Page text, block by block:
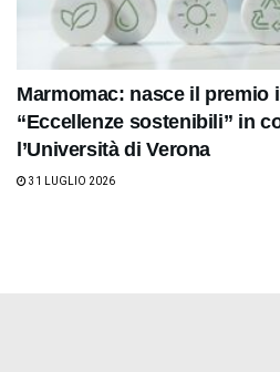
Marmomac: nasce il premio
“Eccellenze sostenibili” in
l’Università di Verona
31 LUGLIO 2026